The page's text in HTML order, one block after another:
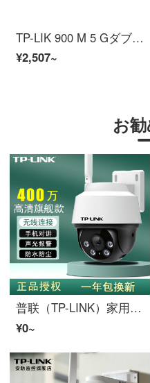
TP-LIK 900 M 5 Gダブル周波数無線トップAP企業級ホテル別荘無線WifiアクセスポイントTL-A 901 C
¥2,507~
お
普联（TP-LINK）家用防犯カメラワイヤレスHD室内外モニター400万像素フルカラー防水360°看家宝家スマホリモートで通话
¥0~